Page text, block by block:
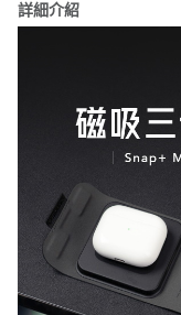
詳細介紹